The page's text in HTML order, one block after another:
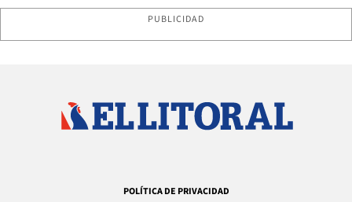
PUBLICIDAD
POLÍTICA DE PRIVACIDAD